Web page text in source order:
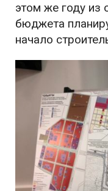
этом же году из
бюджета
начало